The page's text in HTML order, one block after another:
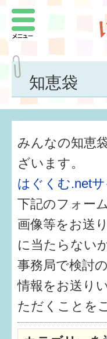
知恵袋
みんなの知恵
ざいます。
はぐくむ.net
下記のフォー
画像等をお送
に当たらない
事務局で検討
情報をお送り
ただくことを
メニ
結婚したい
子どもがほ
福井の子育
子どもを育てよ
もしものと
届出・手当
健診・予防
仲間づくり
子どもを預